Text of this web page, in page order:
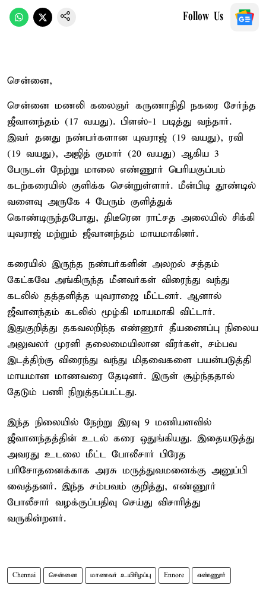
Follow Us
சென்னை,
சென்னை மணலி கலைஞர் கருணாநிதி நகரை சேர்ந்த
ஜீவானந்தம் (17 வயது). பிளஸ்-1 படித்து வந்தார்.
இவர் தனது நண்பர்களான யுவராஜ் (19 வயது), ரவி
(19 வயது), அஜித் குமார் (20 வயது) ஆகிய 3
பேருடன் நேற்று மாலை எண்ணூர் பெரியகுப்பம்
கடற்கரையில் குளிக்க சென்றுள்ளார். மீன்பிடி தூண்டில்
வளைவு அருகே 4 பேரும் குளித்துக்
கொண்டிருந்தபோது, திடீரென ராட்சத அலையில் சிக்கி
யுவராஜ் மற்றும் ஜீவானந்தம் மாயமாகினர்.
கரையில் இருந்த நண்பர்களின் அலறல் சத்தம்
கேட்கவே அங்கிருந்த மீனவர்கள் விரைந்து வந்து
கடலில் தத்தளித்த யுவராஜை மீட்டனர். ஆனால்
ஜீவானந்தம் கடலில் மூழ்கி மாயமாகி விட்டார்.
இதுகுறித்து தகவலறிந்த எண்ணூர் தீயணைப்பு நிலைய
அலுவலர் முரளி தலைமையிலான வீரர்கள், சம்பவ
இடத்திற்கு விரைந்து வந்து மிதவைகளை பயன்படுத்தி
மாயமான மாணவரை தேடினர். இருள் சூழ்ந்ததால்
தேடும் பணி நிறுத்தப்பட்டது.
இந்த நிலையில் நேற்று இரவு 9 மணியளவில்
ஜீவானந்தத்தின் உடல் கரை ஒதுங்கியது. இதையடுத்து
அவரது உடலை மீட்ட போலீசார் பிரேத
பரிசோதனைக்காக அரசு மருத்துவமனைக்கு அனுப்பி
வைத்தனர். இந்த சம்பவம் குறித்து, எண்ணூர்
போலீசார் வழக்குப்பதிவு செய்து விசாரித்து
வருகின்றனர்.
Chennai சென்னை மாணவர் உயிரிழப்பு Ennore எண்ணூர்